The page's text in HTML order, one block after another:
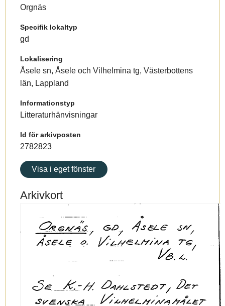
Orgnäs
Specifik lokaltyp
gd
Lokalisering
Åsele sn, Åsele och Vilhelmina tg, Västerbottens
län, Lappland
Informationstyp
Litteraturhänvisningar
Id för arkivposten
2782823
Visa i eget fönster
Arkivkort